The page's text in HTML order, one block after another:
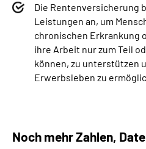
Die Rentenversicherung
Leistungen an, um
chronischen Erkrankung
ihre Arbeit nur zum Teil
können, zu unterstützen
Erwerbsleben zu
Noch mehr Zahlen,